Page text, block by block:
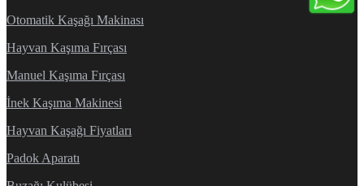
Otomatik Kaşağı Makinası
Hayvan Kaşıma Fırçası
Manuel Kaşıma Fırçası
İnek Kaşıma Makinesi
Hayvan Kaşağı Fiyatları
Padok Aparatı